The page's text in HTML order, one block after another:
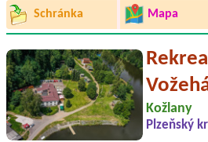
Schránka Mapa
Kožlany
Plzeňský